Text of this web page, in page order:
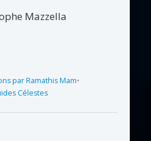
Mazzella
par Ramathis Mam•
Célestes